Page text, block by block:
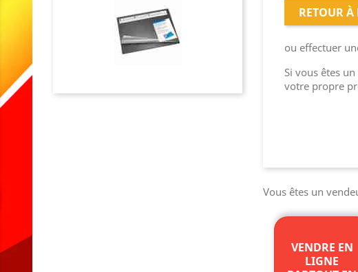
RETOUR
ou effectuer
Si vous êtes
votre propre
Vous êtes un
VENDRE EN
LIGNE